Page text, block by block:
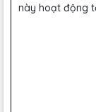
này hoạt động